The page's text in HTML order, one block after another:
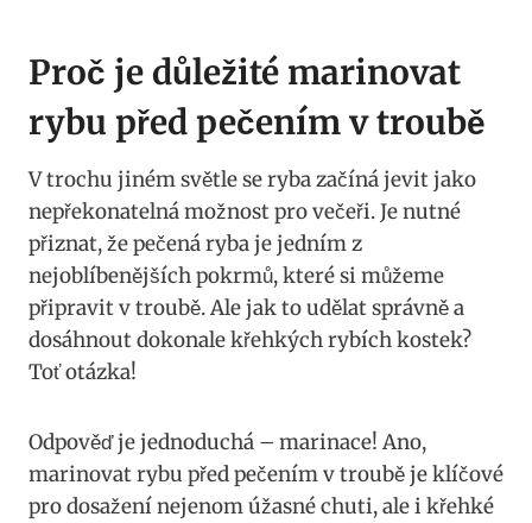
Proč je důležité marinovat
rybu před pečením v troubě
V trochu jiném světle se ryba začíná jevit jako
nepřekonatelná možnost pro večeři. Je nutné
přiznat, že pečená ryba je jedním z
nejoblíbenějších pokrmů, které si můžeme
připravit v troubě. Ale jak to udělat správně a
dosáhnout dokonale křehkých rybích kostek?
Toť otázka!
Odpověď je jednoduchá – marinace! Ano,
marinovat rybu před pečením v troubě je klíčové
pro dosažení nejenom úžasné chuti, ale i křehké